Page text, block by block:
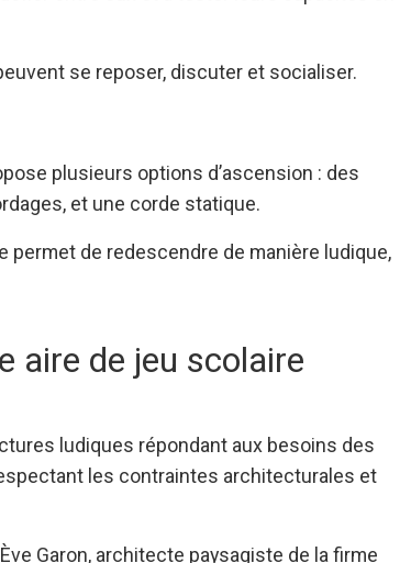
se reposer, discuter et socialiser.
plusieurs options d’ascension : des
et une corde statique.
permet de redescendre de manière ludique,
aire de jeu scolaire
ludiques répondant aux besoins des
les contraintes architecturales et
Garon, architecte paysagiste de la firme